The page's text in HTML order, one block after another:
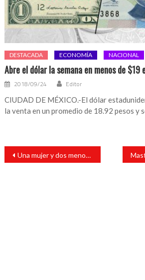
DESTACADA ECONOMÍA NACIONAL
Abre el dólar la semana en menos de $19
2018/09/24 Editor
CIUDAD DE MÉXICO.-El dólar
la venta en un promedio de 18.92 pesos y
Navegación
entradas
Una mujer y dos menores fueron hallados ahogados